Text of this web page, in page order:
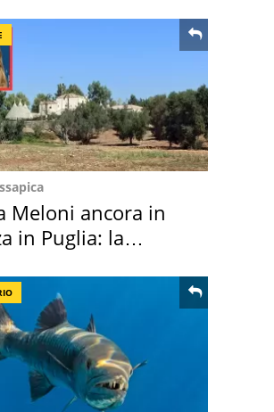
Meloni ancora in
in Puglia: la